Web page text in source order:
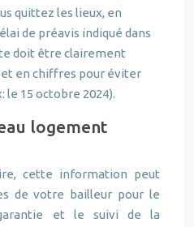
quittez les lieux, en
de préavis indiqué dans
doit être clairement
en chiffres pour éviter
le 15 octobre 2024).
logement
cette information peut
de votre bailleur pour le
et le suivi de la